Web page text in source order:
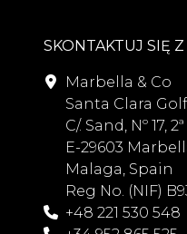
SKONTAKTUJ SIĘ
Marbella & Co
Santa Clara
C/. Sand, Nº 17,
E-29603
Malaga, Spain
Reg No. (NIF)
+48 221 530 548